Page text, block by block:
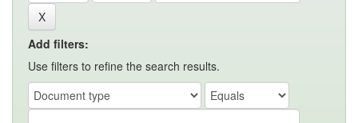
Add filters:
Use filters to refine the search results.